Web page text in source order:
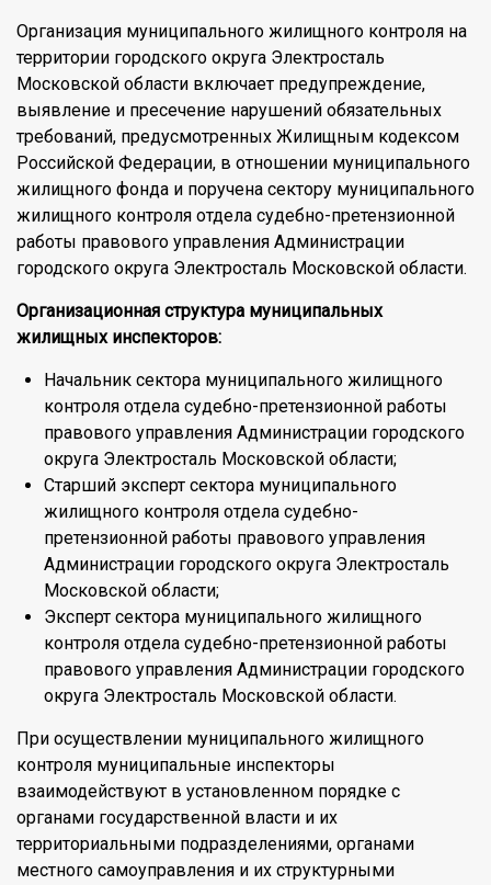
Организация муниципального жилищного контроля на
территории городского округа Электросталь
Московской области включает предупреждение,
выявление и пресечение нарушений обязательных
требований, предусмотренных Жилищным кодексом
Российской Федерации, в отношении муниципального
жилищного фонда и поручена сектору муниципального
жилищного контроля отдела судебно-претензионной
работы правового управления Администрации
городского округа Электросталь Московской области.
Организационная структура муниципальных
жилищных инспекторов:
Начальник сектора муниципального жилищного
контроля отдела судебно-претензионной работы
правового управления Администрации городского
округа Электросталь Московской области;
Старший эксперт сектора муниципального
жилищного контроля отдела судебно-
претензионной работы правового управления
Администрации городского округа Электросталь
Московской области;
Эксперт сектора муниципального жилищного
контроля отдела судебно-претензионной работы
правового управления Администрации городского
округа Электросталь Московской области.
При осуществлении муниципального жилищного
контроля муниципальные инспекторы
взаимодействуют в установленном порядке с
органами государственной власти и их
территориальными подразделениями, органами
местного самоуправления и их структурными